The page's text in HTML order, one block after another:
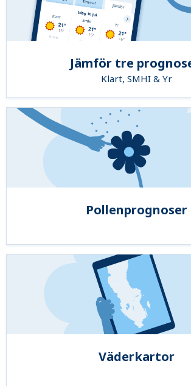
Jämför tre
Klart, SMHI & Yr
Pollenprognoser
Väderkartor